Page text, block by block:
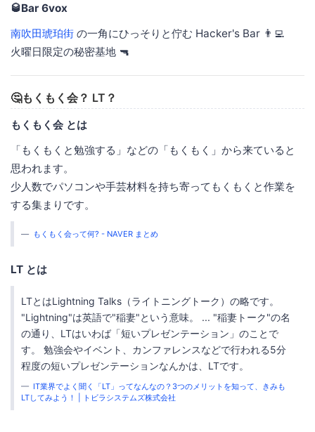
🥃Bar 6vox
南吹田琥珀街 の一角にひっそりと佇む Hacker's Bar 👨‍💻
火曜日限定の秘密基地 🔫
🤔もくもく会？ LT？
もくもく会 とは
「もくもくと勉強する」などの「もくもく」から来ていると
思われます。
少人数でパソコンや手芸材料を持ち寄ってもくもくと作業を
する集まりです。
もくもく会って何? - NAVER まとめ
LT とは
LTとはLightning Talks（ライトニングトーク）の略です。
"Lightning"は英語で"稲妻"という意味。 ... "稲妻トーク"の名
の通り、LTはいわば「短いプレゼンテーション」のことで
す。 勉強会やイベント、カンファレンスなどで行われる5分
程度の短いプレゼンテーションなんかは、LTです。
IT業界でよく聞く「LT」ってなんなの？3つのメリットを知って、きみも
LTしてみよう！ | トビラシステムズ株式会社